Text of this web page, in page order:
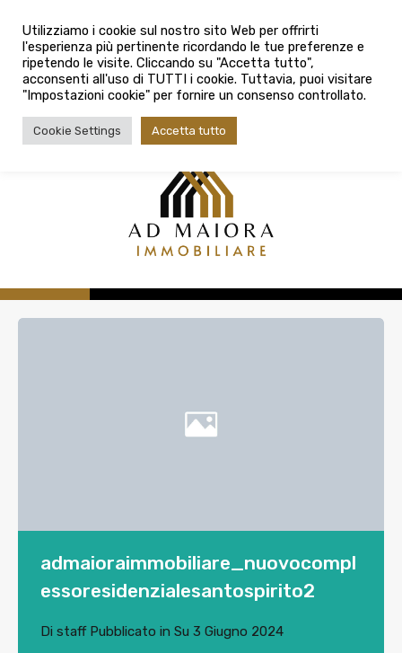
080 3759025
Città
Tipologia contratto
Tipologia contratto
admaioraimmobiliare_nuovocompl
essoresidenzialesantospirito2
Di staffPubblicato in Su 3 Giugno 2024
Utilizziamo i cookie sul nostro sito Web per offrirti
l'esperienza più pertinente ricordando le tue preferenze e
ripetendo le visite. Cliccando su "Accetta tutto",
acconsenti all'uso di TUTTI i cookie. Tuttavia, puoi visitare
"Impostazioni cookie" per fornire un consenso controllato.
Cookie Settings Accetta tutto